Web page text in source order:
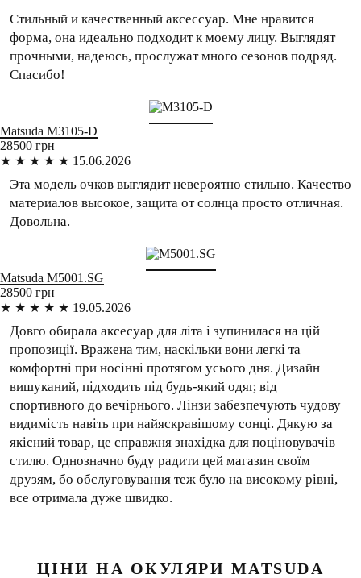
Стильный и качественный аксессуар. Мне нравится
форма, она идеально подходит к моему лицу. Выглядят
прочными, надеюсь, прослужат много сезонов подряд.
Спасибо!
Matsuda M3105-D
28500 грн
★ ★ ★ ★ ★ 15.06.2026
Эта модель очков выглядит невероятно стильно. Качество
материалов высокое, защита от солнца просто отличная.
Довольна.
Matsuda M5001.SG
28500 грн
★ ★ ★ ★ ★ 19.05.2026
Довго обирала аксесуар для літа і зупинилася на цій
пропозиції. Вражена тим, наскільки вони легкі та
комфортні при носінні протягом усього дня. Дизайн
вишуканий, підходить під будь-який одяг, від
спортивного до вечірнього. Лінзи забезпечують чудову
видимість навіть при найяскравішому сонці. Дякую за
якісний товар, це справжня знахідка для поціновувачів
стилю. Однозначно буду радити цей магазин своїм
друзям, бо обслуговування теж було на високому рівні,
все отримала дуже швидко.
ЦІНИ НА ОКУЛЯРИ MATSUDA